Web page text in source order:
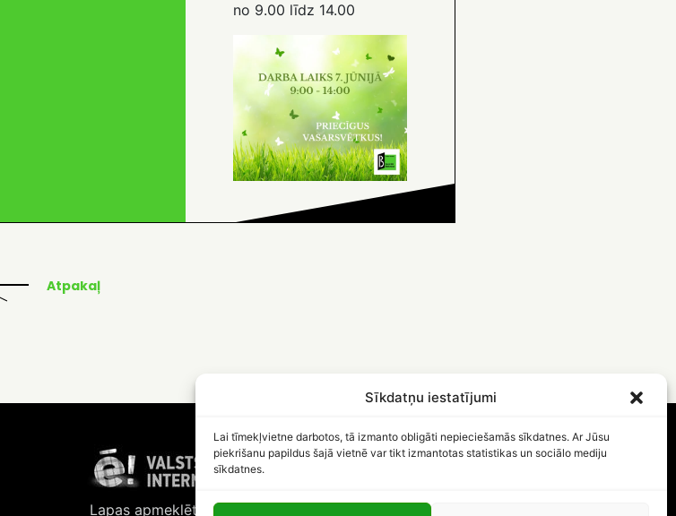
Sīkdatņu iestatījumi
Lai tīmekļvietne darbotos, tā izmanto obligāti nepieciešamās sīkdatnes. Ar Jūsu
piekrišanu papildus šajā vietnē var tikt izmantotas statistikas un sociālo mediju
sīkdatnes.
no 9.00 līdz 14.00
Atpakaļ
Lapas apmeklētāju skaits: